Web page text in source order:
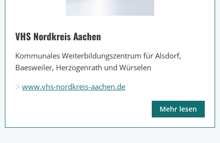
VHS Nordkreis Aachen
Kommunales Weiterbildungszentrum für Alsdorf,
Baesweiler, Herzogenrath und Würselen
www.vhs-nordkreis-aachen.de
Mehr lesen